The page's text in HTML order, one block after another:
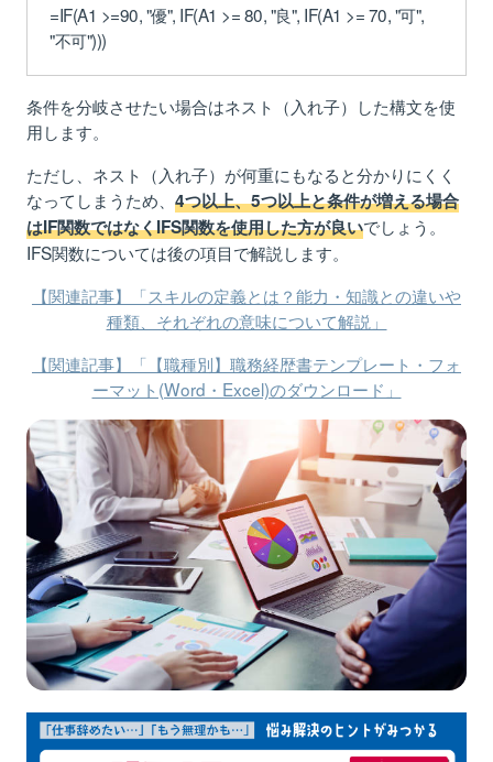
=IF(A1 >=90, "優", IF(A1 >= 80, "良", IF(A1 >= 70, "可",
"不可")))
条件を分岐させたい場合はネスト（入れ子）した構文を使
用します。
ただし、ネスト（入れ子）が何重にもなると分かりにくく
なってしまうため、 4つ以上、5つ以上と条件が増える場合
はIF関数ではなくIFS関数を使用した方が良いでしょう。
IFS関数については後の項目で解説します。
【関連記事】「スキルの定義とは？能力・知識との違いや
種類、それぞれの意味について解説」
【関連記事】「【職種別】職務経歴書テンプレート・フォ
ーマット(Word・Excel)のダウンロード」